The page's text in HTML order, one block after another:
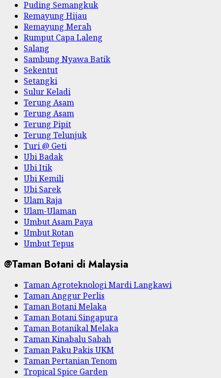
Puding Semangkuk
Remayung Hijau
Remayung Merah
Rumput Capa Laleng
Salang
Sambung Nyawa Batik
Sekentut
Setangki
Sulur Keladi
Terung Asam
Terung Asam
Terung Pipit
Terung Telunjuk
Turi @ Geti
Ubi Badak
Ubi Itik
Ubi Kemili
Ubi Sarek
Ulam Raja
Ulam-Ulaman
Umbut Asam Paya
Umbut Rotan
Umbut Tepus
@Taman Botani di Malaysia
Taman Agroteknologi Mardi Langkawi
Taman Anggur Perlis
Taman Botani Melaka
Taman Botani Singapura
Taman Botanikal Melaka
Taman Kinabalu Sabah
Taman Paku Pakis UKM
Taman Pertanian Tenom
Tropical Spice Garden